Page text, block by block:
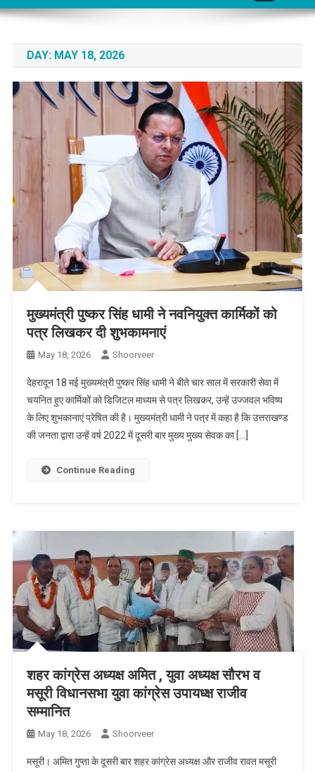
DAY: MAY 18, 2026
मुख्यमंत्री पुष्कर सिंह धामी ने नवनियुक्त कार्मिकों को
पत्र लिखकर दी शुभकामनाएं
May 18, 2026 Shoorveer
देहरादून 18 मई मुख्यमंत्री पुष्कर सिंह धामी ने बीते चार साल में सरकारी सेवा में
चयनित हुए कार्मिकों को डिजिटल माध्यम से पत्र लिखकर, उन्हें उज्जवल भविष्य
के लिए शुभकानाएं प्रेषित की है। मुख्यमंत्री धामी ने पत्र में कहा है कि उत्तराखण्ड
की जनता द्वारा उन्हें वर्ष 2022 में दूसरी बार मुख्य मुख्य सेवक का […]
Continue Reading
शहर कांग्रेस अध्यक्ष अमित , युवा अध्यक्ष सौरभ व
मसूरी विधानसभा युवा कांग्रेस उपायध्क्ष राजीव
सम्मानित
May 18, 2026 Shoorveer
मसूरी। अमित गुप्ता के दूसरी बार शहर कांग्रेस अध्यक्ष और राजीव रावत मसूरी